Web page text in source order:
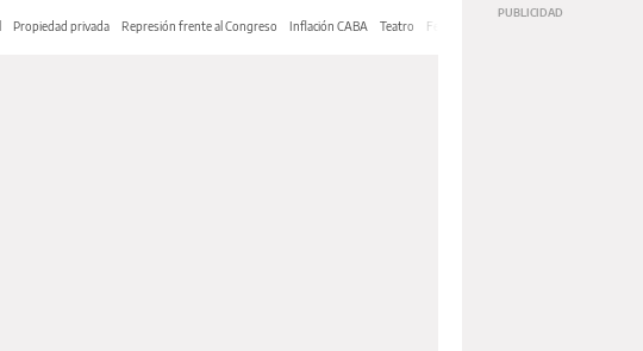
Propiedad privada Represión frente al Congreso Inflación CABA Teatro Feria de Editores